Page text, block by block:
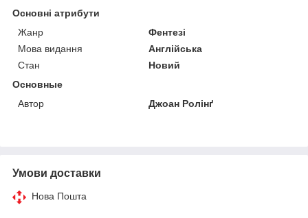
Основні атрибути
Жанр
Фентезі
Мова видання
Англійська
Стан
Новий
Основные
Автор
Джоан Ролінґ
Умови доставки
Нова Пошта